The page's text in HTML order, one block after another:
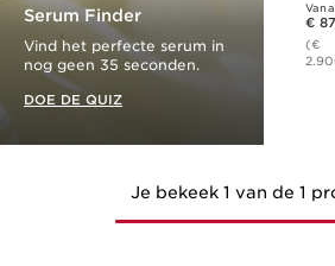
Serum Finder
Vind het perfecte serum in
nog geen 35 seconden.
DOE DE QUIZ
Dit is nu de prijs €
€
(€
Je bekeek 1 van de 1